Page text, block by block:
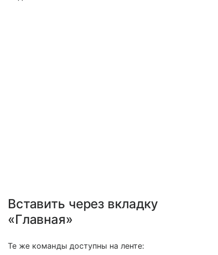
Вставить через вкладку
«Главная»
Те же команды доступны на ленте: